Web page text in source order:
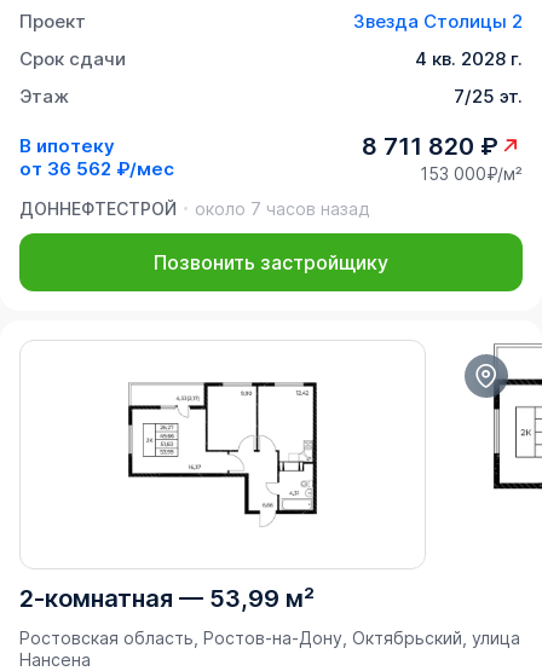
Проект
Звезда Столицы 2
Срок сдачи
4 кв. 2028 г.
Этаж
7/25 эт.
В ипотеку
от 36 562 ₽/мес
8 711 820 ₽
153 000₽/м²
ДОННЕФТЕСТРОЙ
около 7 часов назад
Позвонить застройщику
2-комнатная — 53,99 м²
Ростовская область, Ростов-на-Дону, Октябрьский, улица
Нансена